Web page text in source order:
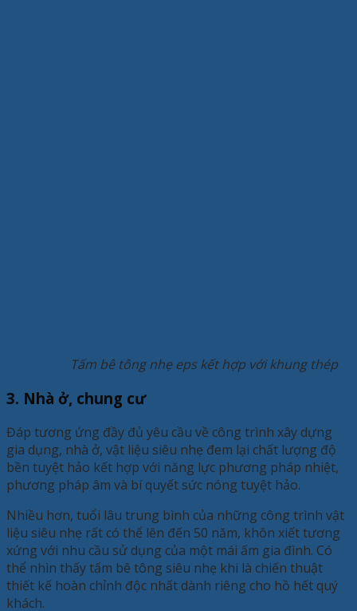
Tấm bê tông nhẹ eps kết hợp với khung thép
3. Nhà ở, chung cư
Đáp tương ứng đầy đủ yêu cầu về công trình xây dựng
gia dụng, nhà ở, vật liệu siêu nhẹ đem lại chất lượng độ
bền tuyệt hảo kết hợp với năng lực phương pháp nhiệt,
phương pháp âm và bí quyết sức nóng tuyệt hảo.
Nhiều hơn, tuổi lâu trung bình của những công trình vật
liệu siêu nhẹ rất có thể lên đến 50 năm, khôn xiết tương
xứng với nhu cầu sử dụng của một mái ấm gia đình. Có
thể nhìn thấy tấm bê tông siêu nhẹ khi là chiến thuật
thiết kế hoàn chỉnh độc nhất dành riêng cho hồ hết quý
khách.